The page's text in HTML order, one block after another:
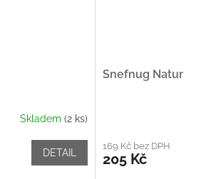
Skladem (2 ks)
DETAIL
Snefnug Natur
169 Kč bez DPH
205 Kč